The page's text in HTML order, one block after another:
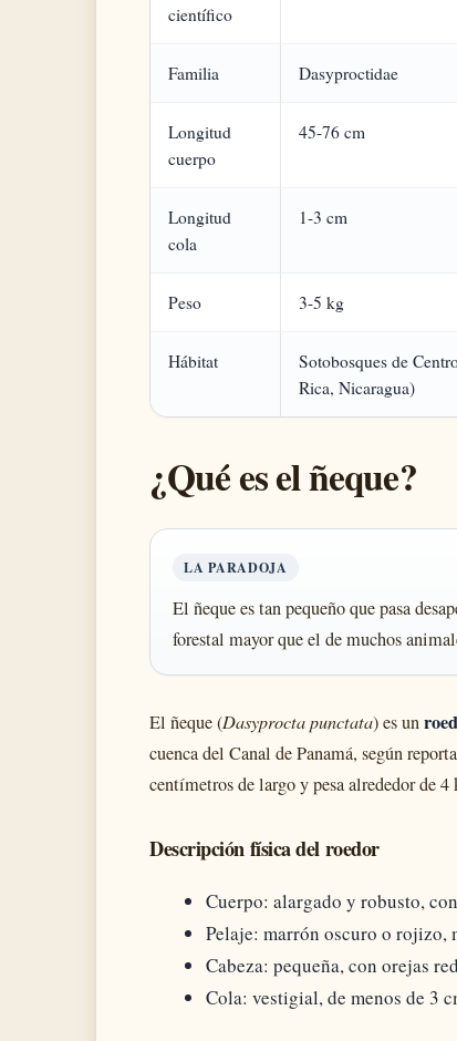
científico
Familia Dasyproctidae
Longitud
cuerpo
45-76 cm
Longitud
cola
1-3 cm
Peso 3-5 kg
Hábitat
Sotobosques de
Rica, Nicaragua)
¿Qué es el ñeque?
LA PARADOJA
El ñeque es tan pequeño que pasa
forestal mayor que el de muchos
El ñeque (Dasyprocta punctata) es un
cuenca del Canal de Panamá, según
centímetros de largo y pesa alrededor de
Descripción física del roedor
Cuerpo: alargado y robusto,
Pelaje: marrón oscuro o rojizo,
Cabeza: pequeña, con orejas
Cola: vestigial, de menos de 3